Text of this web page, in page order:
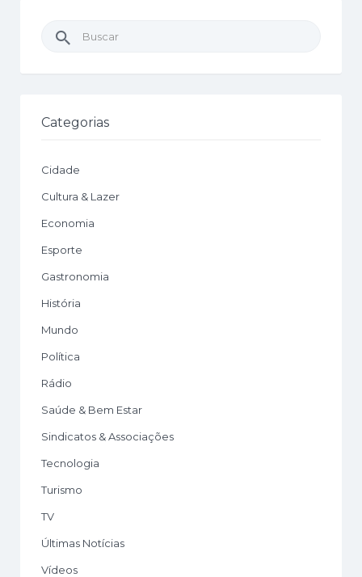
Buscar
Categorias
Cidade
Cultura & Lazer
Economia
Esporte
Gastronomia
História
Mundo
Política
Rádio
Saúde & Bem Estar
Sindicatos & Associações
Tecnologia
Turismo
TV
Últimas Notícias
Vídeos